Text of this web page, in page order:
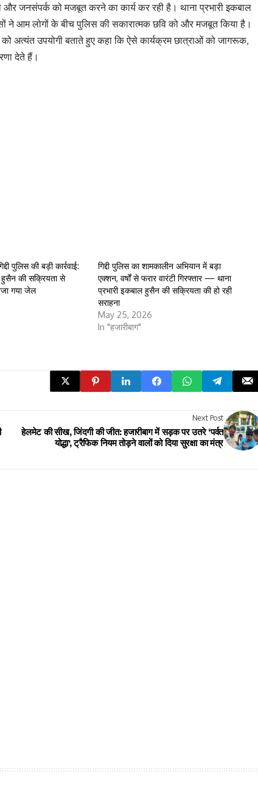
जनसंपर्क को मजबूत करने का कार्य कर रही है। थाना प्रभारी इकबाल
ने आम लोगों के बीच पुलिस की सकारात्मक छवि को और मजबूत किया है।
को अत्यंत उपयोगी बताते हुए कहा कि ऐसे कार्यक्रम छात्राओं को जागरूक,
देते हैं।
पुलिस की बड़ी कार्रवाई:
हुसैन की सक्रियता से
गया जेल
गिद्दी पुलिस का शामकालीन अभियान में बड़ा
एक्शन, वर्षों से फरार वारंटी गिरफ्तार — थाना
प्रभारी इकबाल हुसैन की सक्रियता की हो रही
सराहना
May 25, 2026
In "हजारीबाग"
Next Post
हेलमेट की सीख, जिंदगी की जीत: हजारीबाग में सड़क पर उतरे ‘पर्वत
योद्धा’, ट्रैफिक नियम तोड़ने वालों को दिया सुरक्षा का मंत्र